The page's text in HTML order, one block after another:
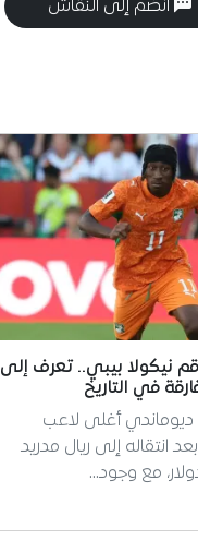
انضم إلى النقاش
نيكولا بيبي.. تعرف إلى
ديوماندي أغلى لاعب
انتقاله إلى ريال مدريد